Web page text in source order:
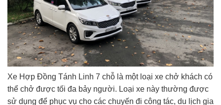
Xe Hợp Đồng Tánh Linh 7 chỗ là một loại xe chở khách có
thể chở được tối đa bảy người. Loại xe này thường được
sử dụng để phục vụ cho các chuyến đi công tác, du lịch gia